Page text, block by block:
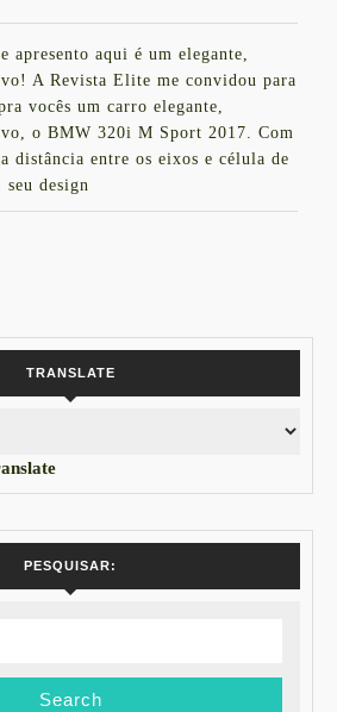
320i
M
Sport
2017
Review
–
LauraK
de
2017
apresento aqui é um elegante,
A Revista Elite me convidou para
vocês um carro elegante,
o BMW 320i M Sport 2017. Com
distância entre os eixos e célula de
seu design
TRANSLATE
PESQUISAR: